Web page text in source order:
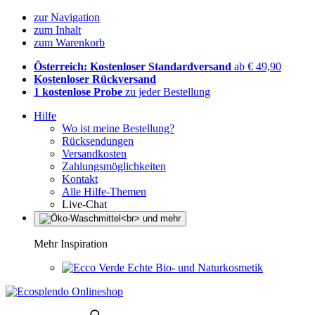
zur Navigation
zum Inhalt
zum Warenkorb
Österreich: Kostenloser Standardversand ab € 49,90
Kostenloser Rückversand
1 kostenlose Probe zu jeder Bestellung
Hilfe
Wo ist meine Bestellung?
Rücksendungen
Versandkosten
Zahlungsmöglichkeiten
Kontakt
Alle Hilfe-Themen
Live-Chat
Mehr Inspiration
Echte Bio- und Naturkosmetik